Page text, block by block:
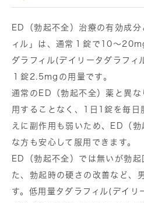
ED（勃起不全）治療の有効成
ィル」は、通常１錠で10〜
ダラフィル(デイリータダラフ
１錠2.5mgの用量です。
通常のED（勃起不全）薬と異
用することなく、1日1錠を毎日
えに副作用も弱いため、ED（
な方も安心して服用できます。
ED（勃起不全）では無いが勃
た、勃起時の硬さの改善など、
す。低用量タダラフィル(デイリ